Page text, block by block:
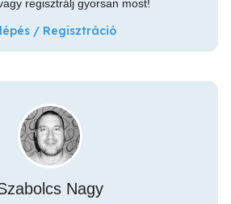
regisztrálj gyorsan most!
/ Regisztráció
Nagy